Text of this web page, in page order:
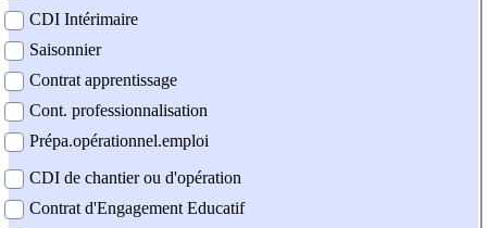
CDI Intérimaire
Saisonnier
Contrat apprentissage
Cont. professionnalisation
Prépa.opérationnel.emploi
CDI de chantier ou d'opération
Contrat d'Engagement Educatif